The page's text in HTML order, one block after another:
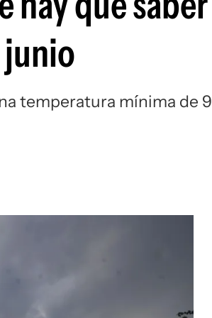
junio
temperatura mínima de 9